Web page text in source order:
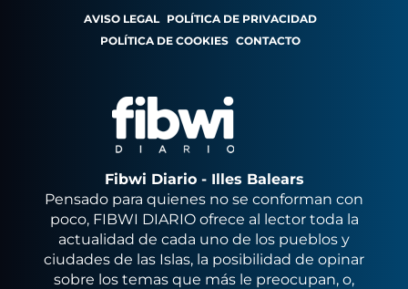
AVISO LEGAL POLÍTICA DE PRIVACIDAD
POLÍTICA DE COOKIES CONTACTO
Fibwi Diario - Illes Balears
Pensado para quienes no se conforman con
poco, FIBWI DIARIO ofrece al lector toda la
actualidad de cada uno de los pueblos y
ciudades de las Islas, la posibilidad de opinar
sobre los temas que más le preocupan, o,